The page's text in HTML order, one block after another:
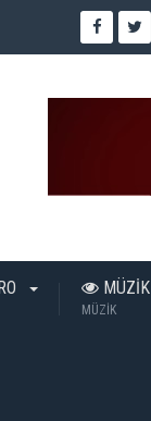
MÜZİK
MÜZİK